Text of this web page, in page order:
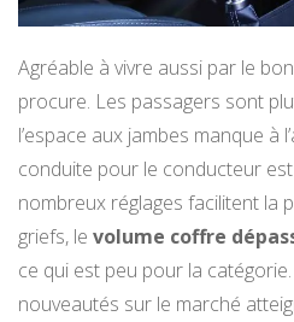
Agréable à vivre aussi par le
procure. Les passagers sont
l’espace aux jambes manque à
conduite pour le conducteur
nombreux réglages facilitent la
griefs, le volume coffre
ce qui est peu pour la
nouveautés sur le marché